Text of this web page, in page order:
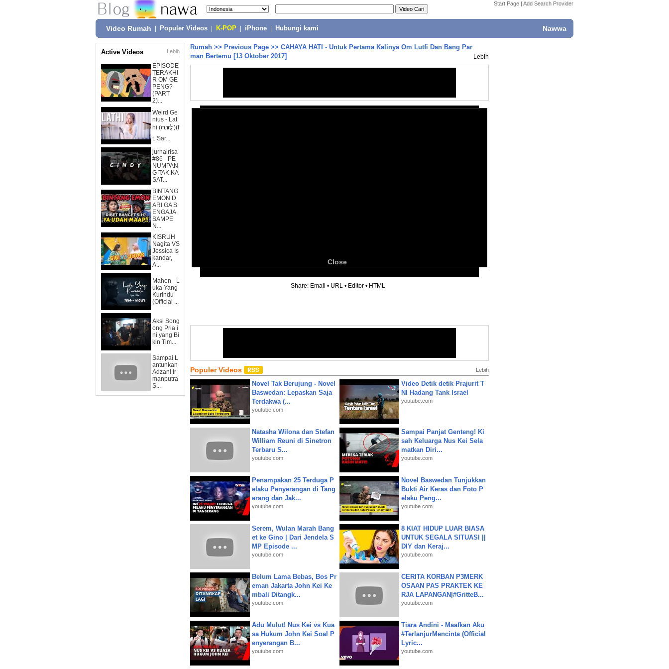
Start Page | Add Search Provider
Video Rumah Populer Videos K-POP iPhone Hubungi kami Nawwa
Active Videos Lebih
EPISODE
TERAKHI
R OM GE
PENG?
(PART
2)...
Weird Ge
nius - Lat
hi (ꦭꦛꦶ)(f
t. Sar...
jurnalrisa
#86 - PE
NUMPAN
G TAK KA
SAT...
BINTANG
EMON D
ARI GA S
ENGAJA
SAMPE
N...
KISRUH
Nagita VS
Jessica Is
kandar,
A...
Mahen - L
uka Yang
Kurindu
(Official ...
Aksi Song
ong Pria i
ni yang Bi
kin Tim...
Sampai L
antunkan
Adzan! Ir
manputra
S...
Rumah >> Previous Page >> CAHAYA HATI - Untuk Pertama Kalinya Om Lutfi Dan Bang Par
man Bertemu [13 Oktober 2017]
Lebih
Close
Share: Email • URL • Editor • HTML
Populer Videos Lebih
Novel Tak Berujung - Novel
Baswedan: Lepaskan Saja
Terdakwa (...
youtube.com
Video Detik detik Prajurit T
NI Hadang Tank Israel
youtube.com
Natasha Wilona dan Stefan
William Reuni di Sinetron
Terbaru S...
youtube.com
Sampai Panjat Genteng! Ki
sah Keluarga Nus Kei Sela
matkan Diri...
youtube.com
Penampakan 25 Terduga P
elaku Penyerangan di Tang
erang dan Jak...
youtube.com
Novel Baswedan Tunjukkan
Bukti Air Keras dan Foto P
elaku Peng...
youtube.com
Serem, Wulan Marah Bang
et ke Gino | Dari Jendela S
MP Episode ...
youtube.com
8 KIAT HIDUP LUAR BIASA
UNTUK SEGALA SITUASI ||
DIY dan Keraj...
youtube.com
Belum Lama Bebas, Bos Pr
eman Jakarta John Kei Ke
mbali Ditangk...
youtube.com
CERITA KORBAN P3MERK
OSAAN PAS PRAKTEK KE
RJA LAPANGAN|#GritteB...
youtube.com
Adu Mulut! Nus Kei vs Kua
sa Hukum John Kei Soal P
enyerangan B...
youtube.com
Tiara Andini - Maafkan Aku
#TerlanjurMencinta (Official
Lyric...
youtube.com